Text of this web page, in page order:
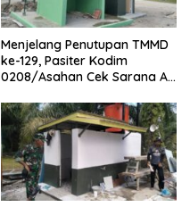
Menjelang Penutupan TMMD
ke-129, Pasiter Kodim
0208/Asahan Cek Sarana Air